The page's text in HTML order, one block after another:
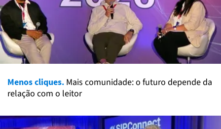
Menos cliques. Mais comunidade: o futuro depende da
relação com o leitor